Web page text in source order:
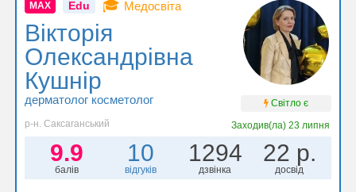
MAX Edu 🎓 Медосвіта
Вікторія
Олександрівна
Кушнір
дерматолог косметолог
Світло є
р-н. Саксаганський
Заходив(ла) 23 липня
9.9
балів
10
відгуків
1294
дзвінка
22 р.
досвід